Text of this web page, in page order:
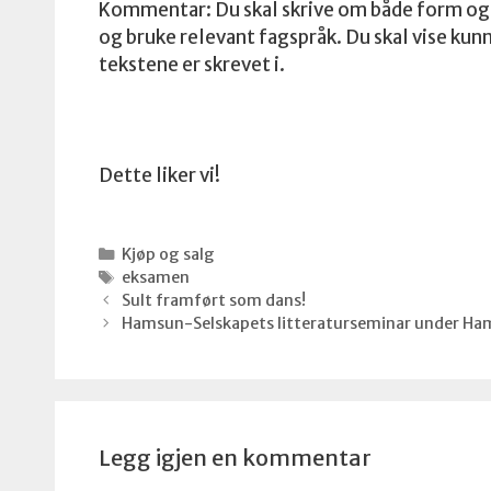
Kommentar: Du skal skrive om både form
og bruke relevant fagspråk. Du skal vise
tekstene er skrevet i.
Dette liker vi!
Kategorier
Kjøp og salg
Stikkord
eksamen
Sult framført som dans!
Hamsun-Selskapets litteraturseminar under
Legg igjen en kommentar